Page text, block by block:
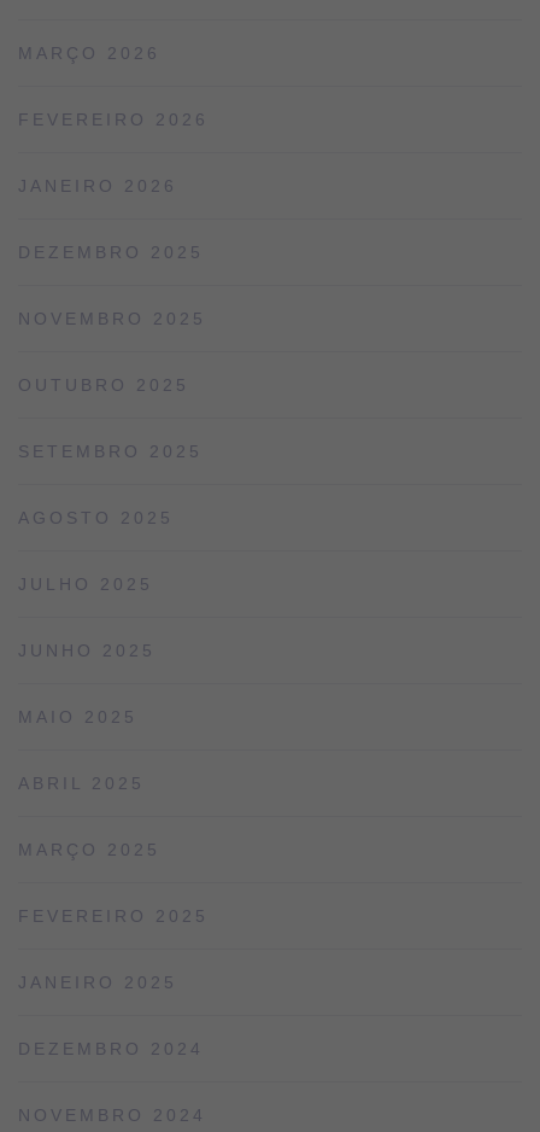
MARÇO 2026
FEVEREIRO 2026
JANEIRO 2026
DEZEMBRO 2025
NOVEMBRO 2025
OUTUBRO 2025
SETEMBRO 2025
AGOSTO 2025
JULHO 2025
JUNHO 2025
MAIO 2025
ABRIL 2025
MARÇO 2025
FEVEREIRO 2025
JANEIRO 2025
DEZEMBRO 2024
NOVEMBRO 2024